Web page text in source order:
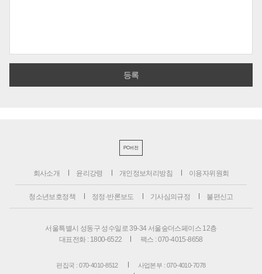
PC버전
회사소개 윤리강령 개인정보처리방침 이용자위원회
청소년보호정책 정정·반론보도 기사심의규정 불편신고
서울특별시 성동구 성수일로 39-34 서울숲더스페이스 12층
대표전화 : 1800-6522
팩스 : 070-4015-8658
편집국 : 070-4010-8512
사업본부 : 070-4010-7078